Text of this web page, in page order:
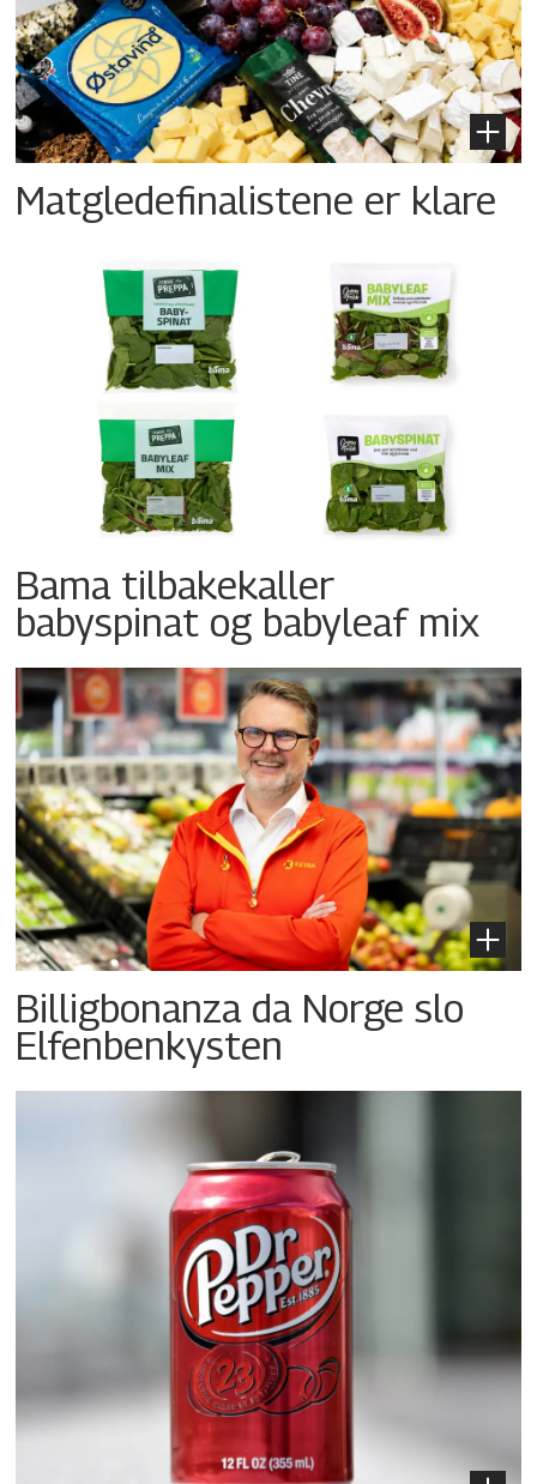
Matgledefinalistene er klare
Bama tilbakekaller
babyspinat og babyleaf mix
Billigbonanza da Norge slo
Elfenbenkysten